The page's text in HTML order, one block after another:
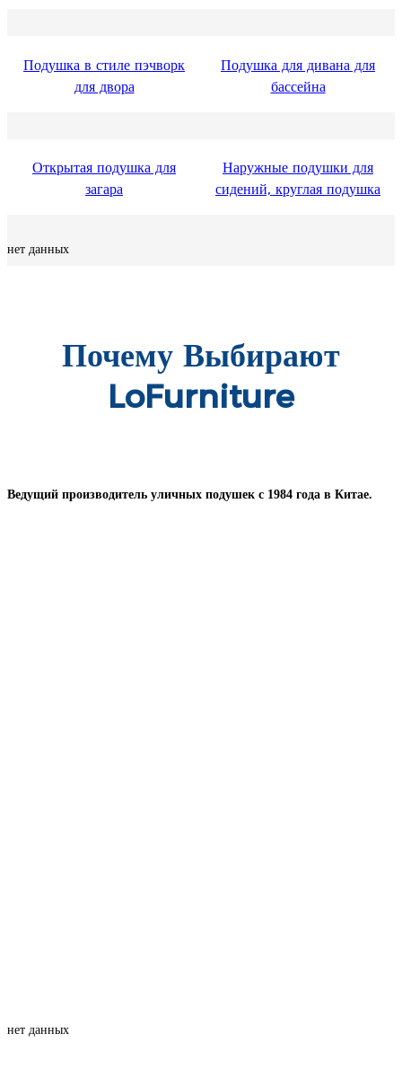
Подушка в стиле пэчворк
для двора
Подушка для дивана для
бассейна
Открытая подушка для
загара
Наружные подушки для
сидений, круглая подушка
нет данных
Почему Выбирают
LoFurniture
Ведущий производитель уличных подушек с 1984 года в Китае.
нет данных